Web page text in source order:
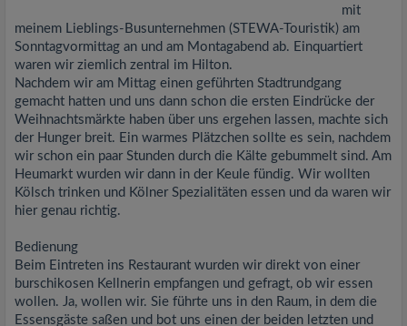
mit
meinem Lieblings-Busunternehmen (STEWA-Touristik) am
Sonntagvormittag an und am Montagabend ab. Einquartiert
waren wir ziemlich zentral im Hilton.
Nachdem wir am Mittag einen geführten Stadtrundgang
gemacht hatten und uns dann schon die ersten Eindrücke der
Weihnachtsmärkte haben über uns ergehen lassen, machte sich
der Hunger breit. Ein warmes Plätzchen sollte es sein, nachdem
wir schon ein paar Stunden durch die Kälte gebummelt sind. Am
Heumarkt wurden wir dann in der Keule fündig. Wir wollten
Kölsch trinken und Kölner Spezialitäten essen und da waren wir
hier genau richtig.
Bedienung
Beim Eintreten ins Restaurant wurden wir direkt von einer
burschikosen Kellnerin empfangen und gefragt, ob wir essen
wollen. Ja, wollen wir. Sie führte uns in den Raum, in dem die
Essensgäste saßen und bot uns einen der beiden letzten und